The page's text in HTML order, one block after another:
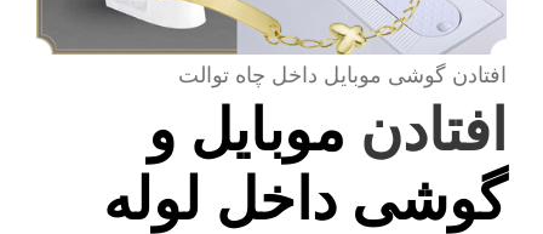
افتادن گوشی موبایل داخل چاه توالت
افتادن موبایل و
گوشی داخل لوله